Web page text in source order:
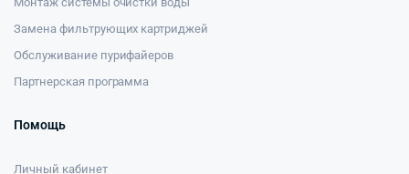
Замена фильтрующих картриджей
Обслуживание пурифайеров
Партнерская программа
Помощь
Личный кабинет